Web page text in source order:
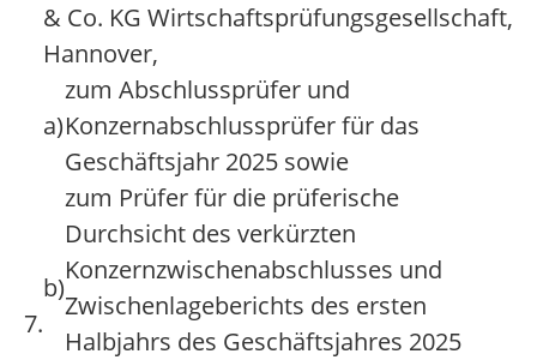
7.
& Co. KG Wirtschaftsprüfungsgesellschaft,
Hannover,
a)
zum Abschlussprüfer und
Konzernabschlussprüfer für das
Geschäftsjahr 2025 sowie
b)
zum Prüfer für die prüferische
Durchsicht des verkürzten
Konzernzwischenabschlusses und
Zwischenlageberichts des ersten
Halbjahrs des Geschäftsjahres 2025